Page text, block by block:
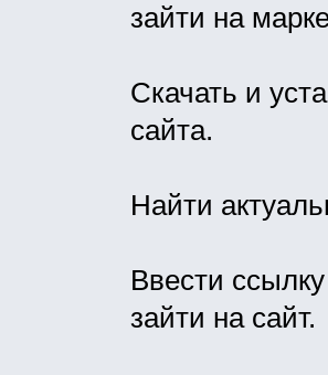
зайти на
Скачать и
сайта.
Найти
Ввести
зайти на сайт.